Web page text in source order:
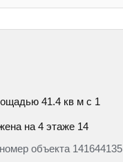
41.4 кв м с 1
на 4 этаже 14
номер объекта 141644135